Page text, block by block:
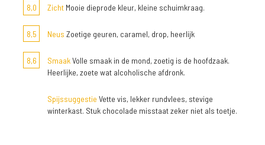
8,0
Zicht Mooie dieprode kleur, kleine schuimkraag.
8,5 Neus Zoetige geuren, caramel, drop, heerlijk
8,6 SmaakVolle smaak in de mond, zoetig is de hoofdzaak.
Heerlijke, zoete wat alcoholische afdronk.
Spijssuggestie Vette vis, lekker rundvlees, stevige
winterkast. Stuk chocolade misstaat zeker niet als toetje.